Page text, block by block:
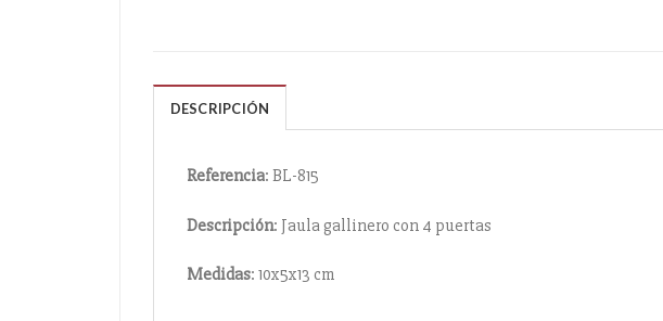
DESCRIPCIÓN
Referencia: BL-815
Descripción: Jaula gallinero con 4 puertas
Medidas: 10x5x13 cm